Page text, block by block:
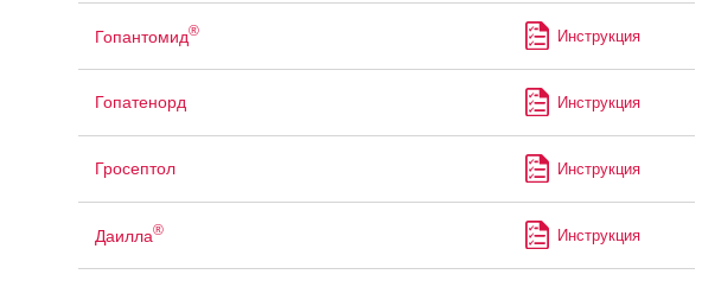
Гопантомид® Инструкция
Гопатенорд Инструкция
Гросептол Инструкция
Даилла® Инструкция